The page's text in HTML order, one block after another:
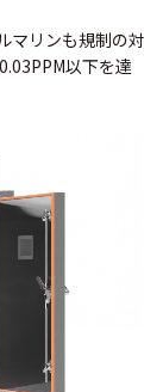
マリンも規制の対
以下を達